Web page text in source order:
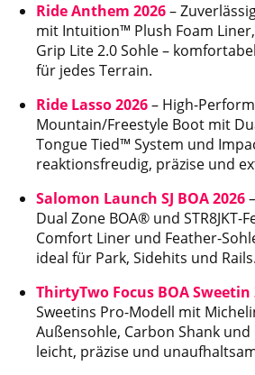
Ride Anthem 2026–
mit Intuition™ Plush Foam
Grip Lite 2.0 Sohle –
für jedes Terrain.
Ride Lasso 2026– High-
Mountain/Freestyle Boot mit
Tongue Tied™ System und
reaktionsfreudig, präzise und
Salomon Launch SJ BOA 2026
Dual Zone BOA® und STR8JKT-
Comfort Liner und Feather-
ideal für Park, Sidehits und Rails.
ThirtyTwo Focus BOA Sweetin
Sweetins Pro-Modell mit
Außensohle, Carbon Shank und
leicht, präzise und